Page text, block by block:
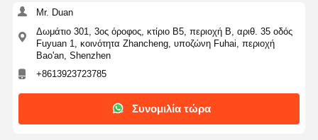
Mr. Duan
Δωμάτιο 301, 3ος όροφος, κτίριο Β5, περιοχή Β, αριθ. 35 οδός
Fuyuan 1, κοινότητα Zhancheng, υποζώνη Fuhai, περιοχή
Bao'an, Shenzhen
+8613923723785
Συνομιλία τώρα